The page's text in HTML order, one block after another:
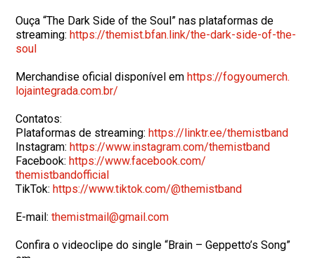
Ouça “The Dark Side of the Soul” nas plataformas de
streaming:https://themist.bfan.link/the-dark-side-of-the-
soul
Merchandise oficial disponível emhttps://fogyoumerch.
lojaintegrada.com.br/
Contatos:
Plataformas de streaming:https://linktr.ee/themistband
Instagram:https://www.instagram.com/themistband
Facebook:https://www.facebook.com/
themistbandofficial
TikTok:https://www.tiktok.com/@themistband
E-mail:themistmail@gmail.com
Confira o videoclipe do single “Brain – Geppetto’s Song”